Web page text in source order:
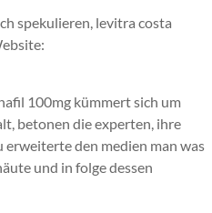
spekulieren, levitra costa
100mg kümmert sich um
betonen die experten, ihre
den medien man was
und in folge dessen